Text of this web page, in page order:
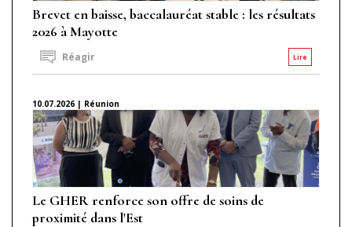
Brevet en baisse, baccalauréat stable : les résultats
2026 à Mayotte
Lire
Réagir
10.07.2026 | Réunion
Le GHER renforce son offre de soins de
proximité dans l'Est